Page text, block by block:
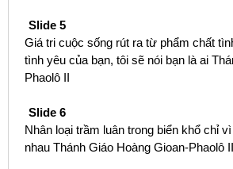
Slide 5
Giá tri cuộc sống rút ra từ phẩm chất
tình yêu của bạn, tôi sẽ nói bạn là ai
Phaolô II
Slide 6
Nhân loại trầm luân trong biển khổ chỉ
nhau Thánh Giáo Hoàng Gioan-Phaolô II